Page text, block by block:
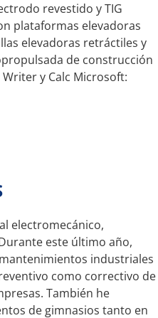
revestido y TIG
plataformas elevadoras
elevadoras retráctiles y
de construcción
y Calc Microsoft:
electromecánico,
este último año,
industriales
como correctivo de
También he
de gimnasios tanto en